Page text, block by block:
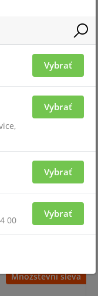
Novinka
Doporučujeme
prihlásený
Množstevní sleva
Vybrať
Vybrať
Vybrať
00
Vybrať